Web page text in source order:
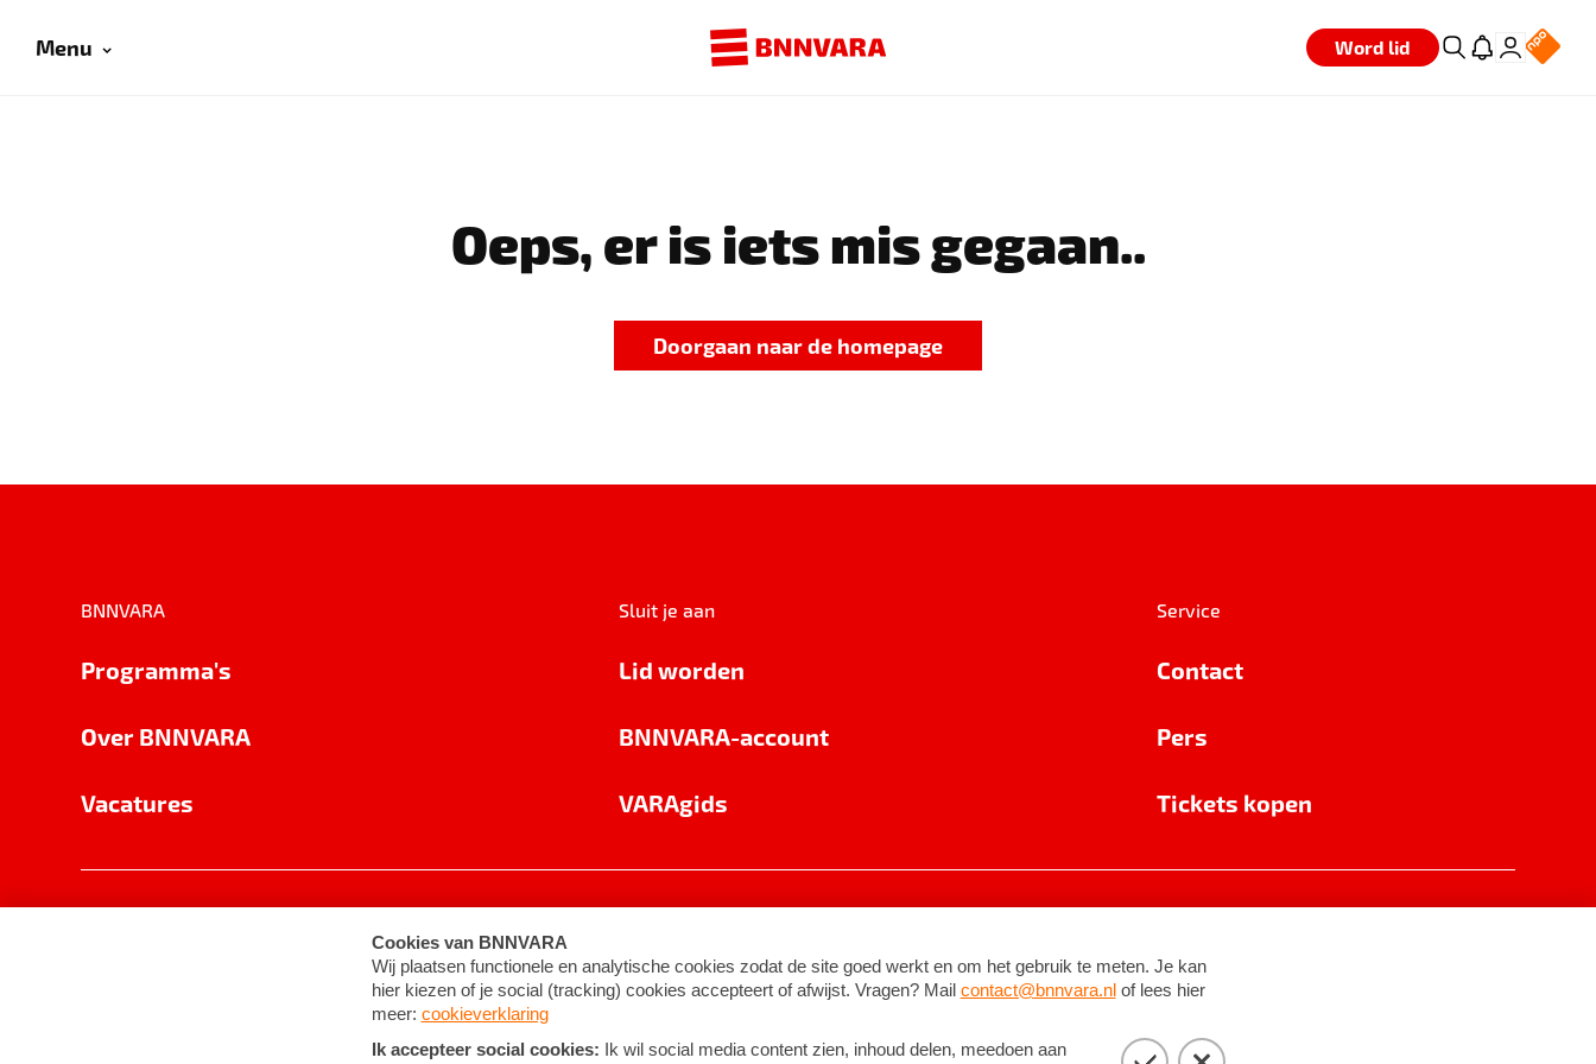
Menu Word lid
Oeps, er is iets mis gegaan..
Doorgaan naar de homepage
BNNVARA
Programma's
Over BNNVARA
Vacatures
Sluit je aan
Lid worden
BNNVARA-account
VARAgids
Service
Contact
Pers
Tickets kopen
Cookie-instellingen Algemene voorwaarden ©2026BNNVARA